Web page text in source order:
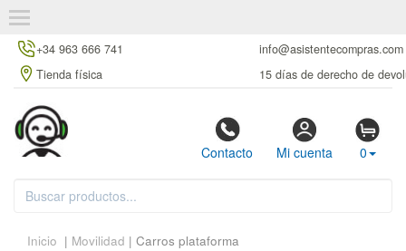
+34 963 666 741
info@asistentecompras.com
Tienda física
15 días de derecho de
Contacto Mi cuenta 0
Inicio | Movilidad | Carros plataforma